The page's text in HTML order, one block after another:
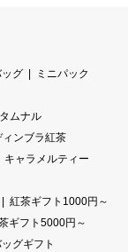
グ
ミニパック
ムナル
ィンブラ紅茶
キャラメルティー
紅茶ギフト1000円～
ギフト5000円～
グギフト